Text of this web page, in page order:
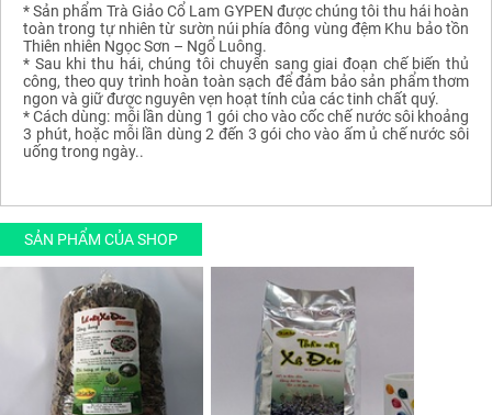
* Sản phẩm Trà Giảo Cổ Lam GYPEN được chúng tôi thu hái hoàn
toàn trong tự nhiên từ sườn núi phía đông vùng đệm Khu bảo tồn
Thiên nhiên Ngọc Sơn – Ngổ Luông.
* Sau khi thu hái, chúng tôi chuyển sang giai đoạn chế biến thủ
công, theo quy trình hoàn toàn sạch để đảm bảo sản phẩm thơm
ngon và giữ được nguyên vẹn hoạt tính của các tinh chất quý.
* Cách dùng: mỗi lần dùng 1 gói cho vào cốc chế nước sôi khoảng
3 phút, hoặc mỗi lần dùng 2 đến 3 gói cho vào ấm ủ chế nước sôi
uống trong ngày..
SẢN PHẨM CỦA SHOP